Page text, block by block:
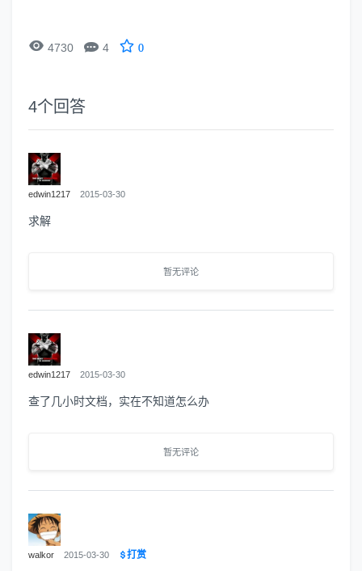
 4730  4 0
4个回答
edwin1217 2015-03-30
求解
暂无评论
edwin1217 2015-03-30
查了几小时文档，实在不知道怎么办
暂无评论
walkor 2015-03-30 打赏